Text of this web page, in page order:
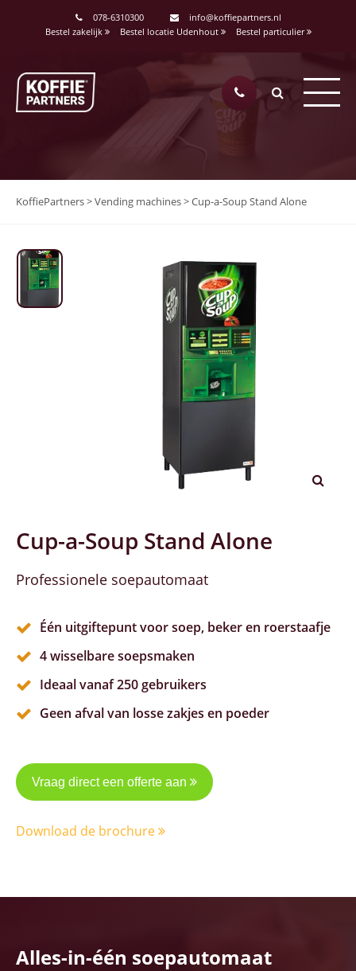
078-6310300
info@koffiepartners.nl
Bestel zakelijk
Bestel locatie Udenhout Bestel particulier
KoffiePartners>Vending machines>Cup-a-Soup Stand Alone
Cup-a-Soup Stand Alone
Professionele soepautomaat
Één uitgiftepunt voor soep, beker en roerstaafje
4 wisselbare soepsmaken
Ideaal vanaf 250 gebruikers
Geen afval van losse zakjes en poeder
Vraag direct een offerte aan
Download de brochure
Alles-in-één soepautomaat